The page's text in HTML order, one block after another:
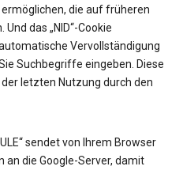
die auf früheren
das „NID“-Cookie
Vervollständigung
Suchbegriffe eingeben. Diese
letzten Nutzung durch den
sendet von Ihrem Browser
die Google-Server, damit